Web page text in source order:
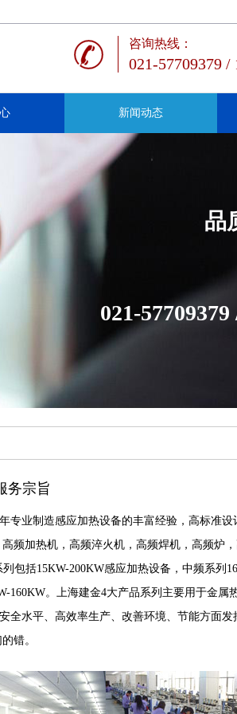
新闻动态
咨询热线：
021-57709379 /
品
021-
务宗旨
业制造感应加热设备的丰富经验，高标准设
频加热机，高频淬火机，高频焊机，高频炉
包括15KW-200KW感应加热设备，中频系列
。上海建金4大产品系列主要用于金属
全水平、高效率生产、改善环境、节能方面发
错。